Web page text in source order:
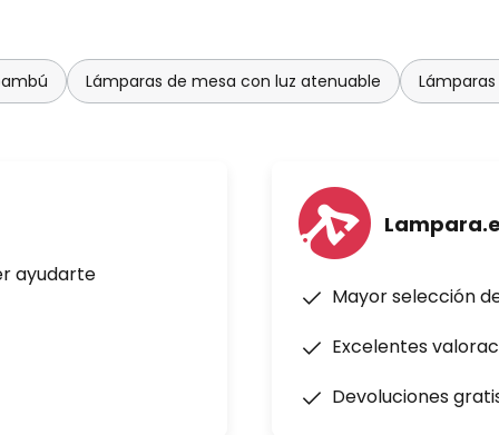
Lámparas de mesa con luz atenuable
ayudarte
Mayor selección
Excelentes
Devoluciones